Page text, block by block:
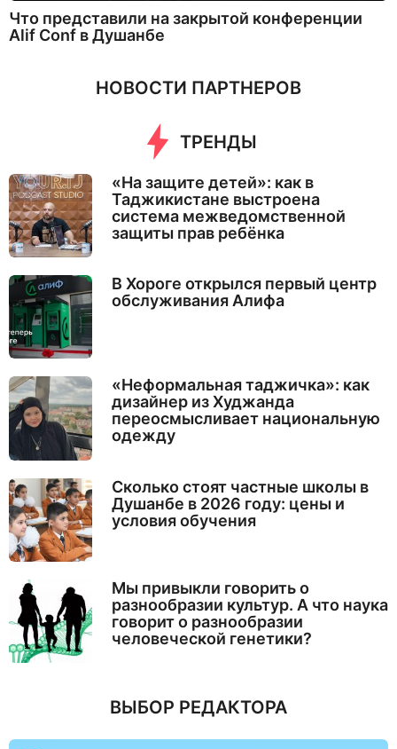
Что представили на закрытой конференции
Alif Conf в Душанбе
НОВОСТИ ПАРТНЕРОВ
ТРЕНДЫ
«На защите детей»: как в
Таджикистане выстроена
система межведомственной
защиты прав ребёнка
В Хороге открылся первый центр
обслуживания Алифа
«Неформальная таджичка»: как
дизайнер из Худжанда
переосмысливает национальную
одежду
Сколько стоят частные школы в
Душанбе в 2026 году: цены и
условия обучения
Мы привыкли говорить о
разнообразии культур. А что наука
говорит о разнообразии
человеческой генетики?
ВЫБОР РЕДАКТОРА